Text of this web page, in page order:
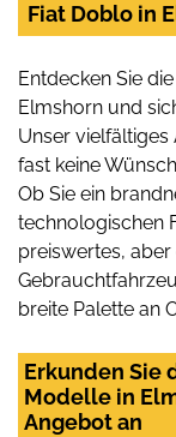
Fiat Doblo in
Entdecken Sie
Elmshorn und
Unser
fast keine
Ob Sie ein
technologischen
preiswertes,
breite Palette an
Erkunden Sie
Modelle in
Angebot an